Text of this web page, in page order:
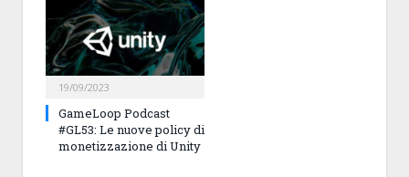
19/09/2023
GameLoop Podcast
#GL53: Le nuove policy di
monetizzazione di Unity